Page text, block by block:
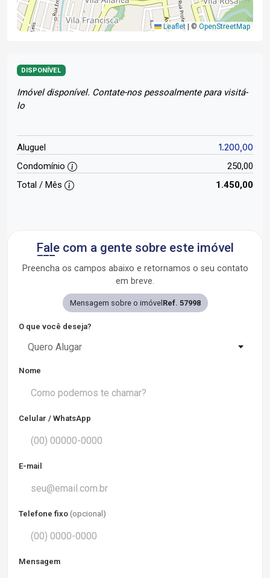
Leaflet ©OpenStreetMap
DISPONÍVEL
Imóvel disponível. Contate-nos pessoalmente para visitá-
lo
Aluguel 1.200,00
Condomínio
250,00
Total / Mês
1.450,00
Fale com a gente sobre este imóvel
Preencha os campos abaixo e retornamos o seu contato
em breve.
Mensagem sobre o imóvel Ref. 57998
O que você deseja?
Quero Alugar
Nome
Celular / WhatsApp
E-mail
Telefone fixo (opcional)
Mensagem